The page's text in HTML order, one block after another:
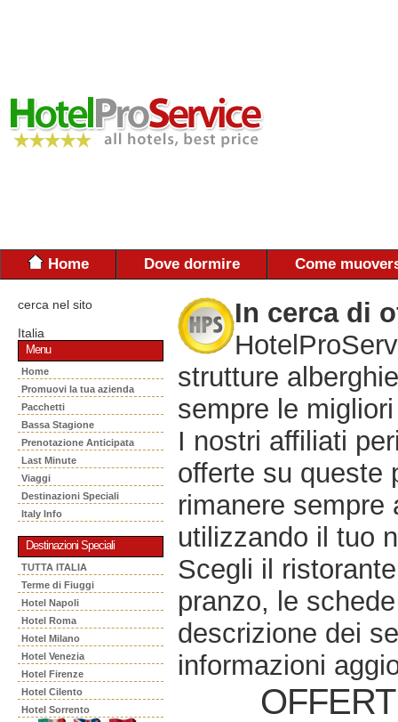
Home Dove dormire Come
cerca nel sito
Italia
Menu
Home
Promuovi la tua azienda
Pacchetti
Bassa Stagione
Prenotazione Anticipata
Last Minute
Viaggi
Destinazioni Speciali
Italy Info
Destinazioni Speciali
TUTTA ITALIA
Terme di Fiuggi
Hotel Napoli
Hotel Roma
Hotel Milano
Hotel Venezia
Hotel Firenze
Hotel Cilento
Hotel Sorrento
In cerca di
strutture
sempre le
I nostri affiliati
offerte su queste
rimanere sempre
utilizzando il tuo
Scegli il
pranzo, le
descrizione dei
informazioni